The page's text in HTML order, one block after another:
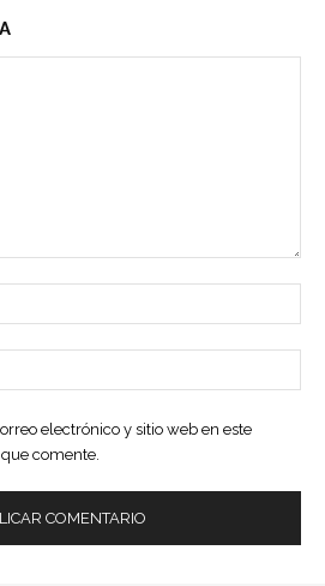
electrónico y sitio web en este
comente.